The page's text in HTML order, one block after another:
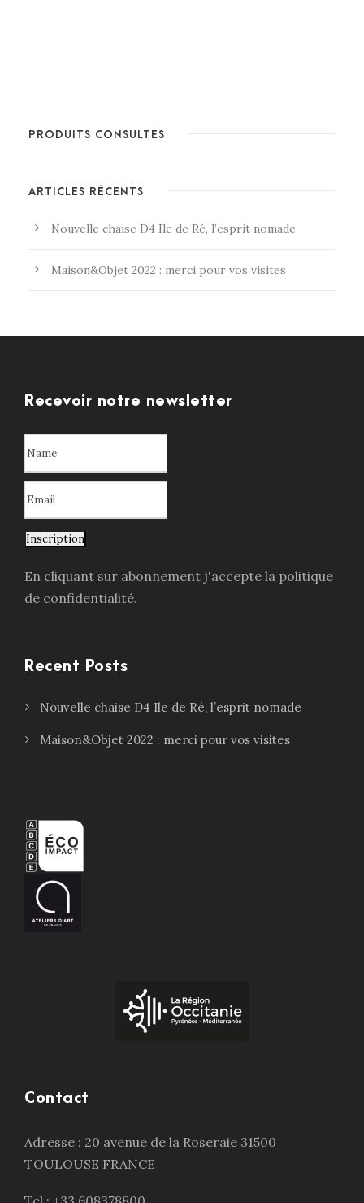
PRODUITS CONSULTÉS
ARTICLES RÉCENTS
Nouvelle chaise D4 Ile de Ré, l’esprit nomade
Maison&Objet 2022 : merci pour vos visites
Recevoir notre newsletter
Inscription
En cliquant sur abonnement j'accepte la politique
de confidentialité.
Recent Posts
Nouvelle chaise D4 Ile de Ré, l’esprit nomade
Maison&Objet 2022 : merci pour vos visites
Contact
Adresse : 20 avenue de la Roseraie 31500
TOULOUSE FRANCE